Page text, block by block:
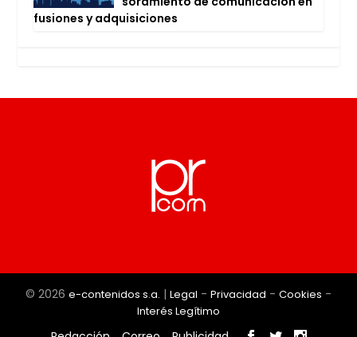
fusio­nes y adqui­si­cio­nes
© 2026 e-contenidos s.a. | Legal - Privacidad - Cookies -
Interés Legítimo